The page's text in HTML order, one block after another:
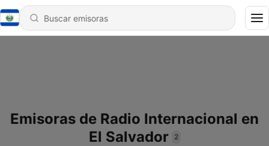
Emisoras de Radio Internacional en
El Salvador
2